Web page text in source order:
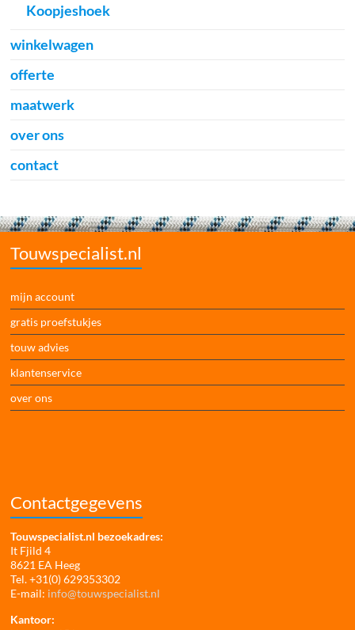
Koopjeshoek
winkelwagen
offerte
maatwerk
over ons
contact
Touwspecialist.nl
mijn account
gratis proefstukjes
touw advies
klantenservice
over ons
Contactgegevens
Touwspecialist.nl bezoekadres:
It Fjild 4
8621 EA Heeg
Tel. +31(0) 629353302
E-mail: info@touwspecialist.nl
Kantoor: